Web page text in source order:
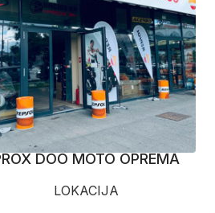
DOO MOTO OPREMA
LOKACIJA